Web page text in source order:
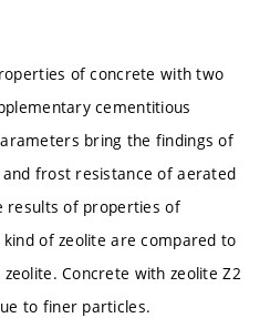
of concrete with two
cementitious
bring the findings of
frost resistance of aerated
results of properties of
of zeolite are compared to
Concrete with zeolite Z2
to finer particles.